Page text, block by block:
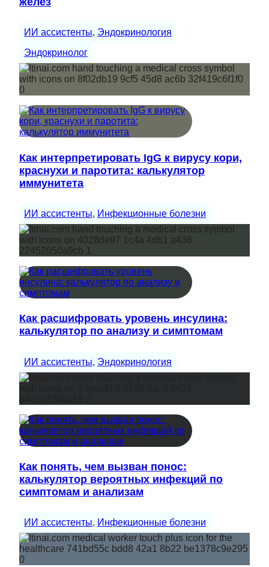
ИИ ассистенты, Эндокринология
Эндокринолог
Как интерпретировать IgG к вирусу кори,
краснухи и паротита: калькулятор
иммунитета
ИИ ассистенты, Инфекционные болезни
Как расшифровать уровень инсулина:
калькулятор по анализу и симптомам
ИИ ассистенты, Эндокринология
Как понять, чем вызван понос:
калькулятор вероятных инфекций по
симптомам и анализам
ИИ ассистенты, Инфекционные болезни